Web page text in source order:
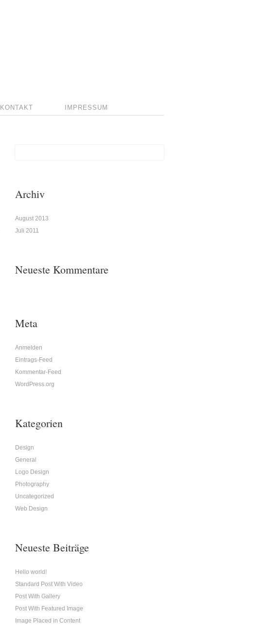
KONTAKT IMPRESSUM
Archiv
August 2013
Juli 2011
Neueste Kommentare
Meta
Anmelden
Eintrags-Feed
Kommentar-Feed
WordPress.org
Kategorien
Design
General
Logo Design
Photography
Uncategorized
Web Design
Neueste Beiträge
Hello world!
Standard Post With Video
Post With Gallery
Post With Featured Image
Image Placed in Content